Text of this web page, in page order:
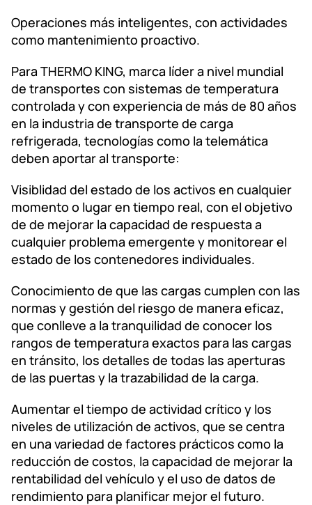
Operaciones más inteligentes, con actividades
como mantenimiento proactivo.
Para THERMO KING, marca líder a nivel mundial
de transportes con sistemas de temperatura
controlada y con experiencia de más de 80 años
en la industria de transporte de carga
refrigerada, tecnologías como la telemática
deben aportar al transporte:
Visiblidad del estado de los activos en cualquier
momento o lugar en tiempo real, con el objetivo
de de mejorar la capacidad de respuesta a
cualquier problema emergente y monitorear el
estado de los contenedores individuales.
Conocimiento de que las cargas cumplen con las
normas y gestión del riesgo de manera eficaz,
que conlleve a la tranquilidad de conocer los
rangos de temperatura exactos para las cargas
en tránsito, los detalles de todas las aperturas
de las puertas y la trazabilidad de la carga.
Aumentar el tiempo de actividad crítico y los
niveles de utilización de activos, que se centra
en una variedad de factores prácticos como la
reducción de costos, la capacidad de mejorar la
rentabilidad del vehículo y el uso de datos de
rendimiento para planificar mejor el futuro.